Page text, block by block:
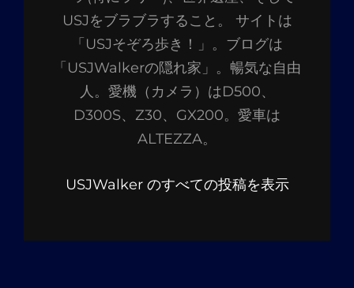
USJをブラブラすること。 サイトは
「USJそぞろ歩き！」。ブログは
「USJWalkerの隠れ家」。暢気な自由
人。愛機（カメラ）はD500、
D300S、Z30、GX200。愛車は
ALTEZZA。
USJWalker のすべての投稿を表示